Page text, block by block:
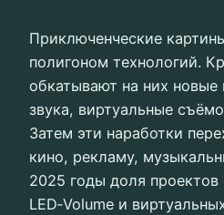
Приключенческие
полигоном технологий.
обкатывают на них
звука, виртуальные
Затем эти наработки
кино, рекламу,
2025 годы доля проектов
LED‑Volume и